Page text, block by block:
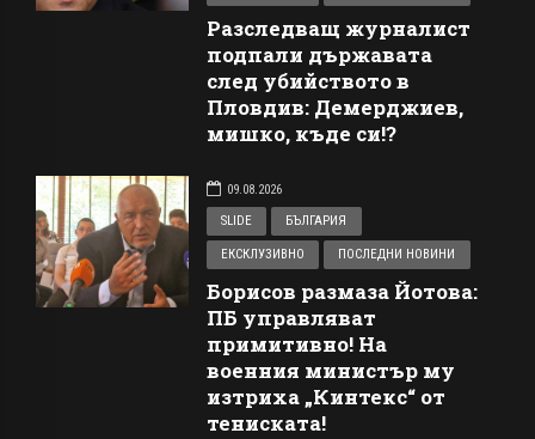
Разследващ журналист
подпали държавата
след убийството в
Пловдив: Демерджиев,
мишко, къде си!?
09.08.2026
SLIDE
БЪЛГАРИЯ
ЕКСКЛУЗИВНО ПОСЛЕДНИ НОВИНИ
Борисов размаза Йотова:
ПБ управляват
примитивно! На
военния министър му
изтриха „Кинтекс“ от
тениската!